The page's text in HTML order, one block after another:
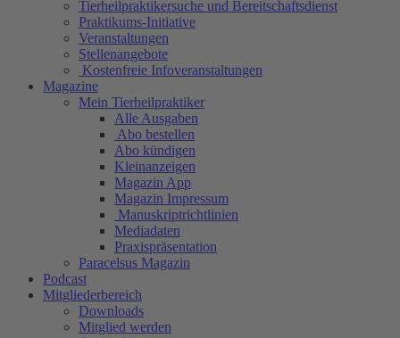
Tierheilpraktikersuche und Bereitschaftsdienst
Praktikums-Initiative
Veranstaltungen
Stellenangebote
Kostenfreie Infoveranstaltungen
Magazine
Mein Tierheilpraktiker
Alle Ausgaben
Abo bestellen
Abo kündigen
Kleinanzeigen
Magazin App
Magazin Impressum
Manuskriptrichtlinien
Mediadaten
Praxispräsentation
Paracelsus Magazin
Podcast
Mitgliederbereich
Downloads
Mitglied werden